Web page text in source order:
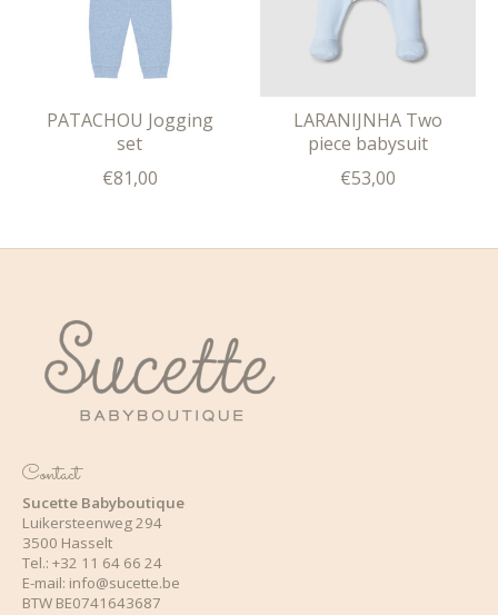
PATACHOU Jogging
set
€81,00
LARANIJNHA Two
piece babysuit
€53,00
Contact
Sucette Babyboutique
Luikersteenweg 294
3500 Hasselt
Tel.: +32 11 64 66 24
E-mail: info@sucette.be
BTW BE0741643687